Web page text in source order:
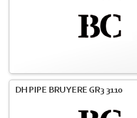
DH PIPE BRUYERE GR3 3110